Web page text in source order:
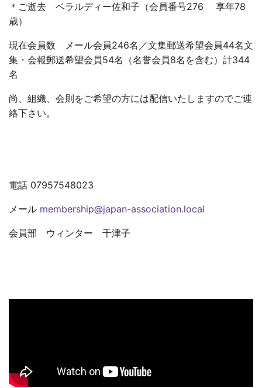
＊ご逝去 ベラルディー佐和子（会員番号276 享年78
歳）
現在会員数 メール会員246名／文集郵送希望会員44名文
集・会報郵送希望会員54名（名誉会員8名を含む）計344
名
尚、組織、会則をご希望の方には配信いたしますのでご連
絡下さい。
電話 07957548023
メール membership@japan-association.local
会員部 ウィンター 千津子